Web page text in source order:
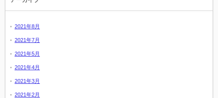
2021年8月
2021年7月
2021年5月
2021年4月
2021年3月
2021年2月